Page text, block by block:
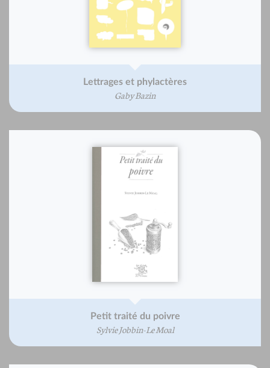
Lettrages et phylactères
Gaby Bazin
Petit traité du poivre
Sylvie Jobbin-Le Moal